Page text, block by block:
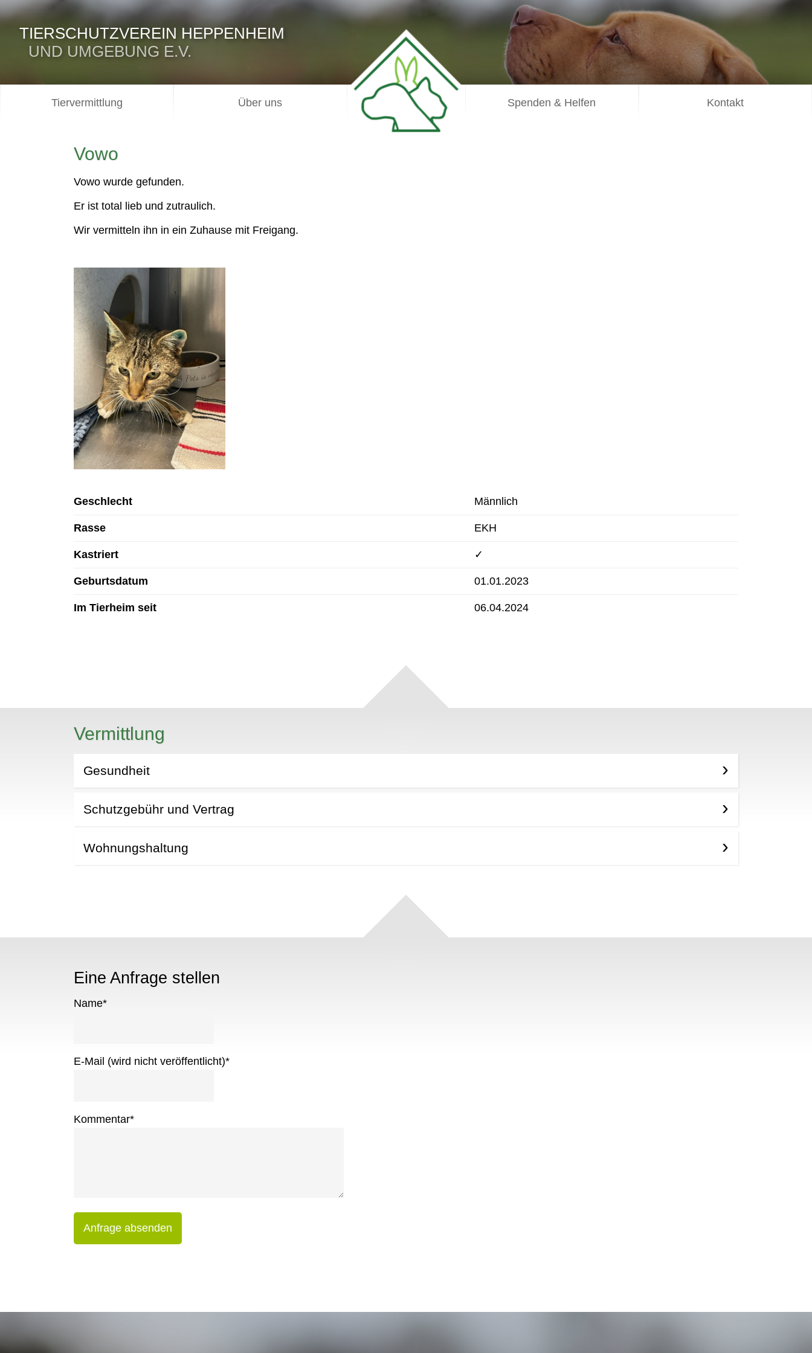
TIERSCHUTZVEREIN HEPPENHEIM
UND UMGEBUNG E.V.
Tiervermittlung Über uns Spenden & Helfen Kontakt
Vowo
Vowo wurde gefunden.
Er ist total lieb und zutraulich.
Wir vermitteln ihn in ein Zuhause mit Freigang.
Geschlecht Männlich
Rasse EKH
Kastriert ✓
Geburtsdatum 01.01.2023
Im Tierheim seit 06.04.2024
Vermittlung
Gesundheit
Schutzgebühr und Vertrag
Wohnungshaltung
Eine Anfrage stellen
Name*
E-Mail (wird nicht veröffentlicht)*
Kommentar*
Anfrage absenden